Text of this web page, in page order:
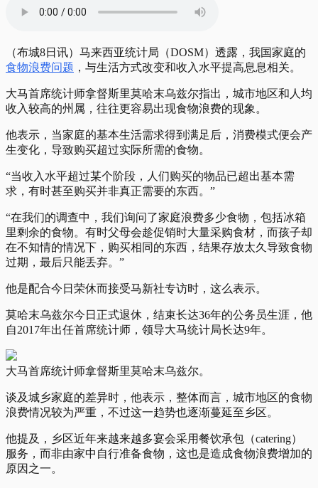
（布城8日讯）马来西亚统计局（DOSM）透露，我国家庭的
食物浪费问题 ，与生活方式改变和收入水平提高息息相关。
大马首席统计师拿督斯里莫哈末乌兹尔指出，城市地区和人均
收入较高的州属，往往更容易出现食物浪费的现象。
他表示，当家庭的基本生活需求得到满足后，消费模式便会产
生变化，导致购买超过实际所需的食物。
“当收入水平超过某个阶段，人们购买的物品已超出基本需
求，有时甚至购买并非真正需要的东西。”
“在我们的调查中，我们询问了家庭浪费多少食物，包括冰箱
里剩余的食物。有时父母会趁促销时大量采购食材，而孩子却
在不知情的情况下，购买相同的东西，结果存放太久导致食物
过期，最后只能丢弃。”
他是配合今日荣休而接受马新社专访时，这么表示。
莫哈末乌兹尔今日正式退休，结束长达36年的公务员生涯，他
自2017年出任首席统计师，领导大马统计局长达9年。
大马首席统计师拿督斯里莫哈末乌兹尔。
谈及城乡家庭的差异时，他表示，整体而言，城市地区的食物
浪费情况较为严重，不过这一趋势也逐渐蔓延至乡区。
他提及，乡区近年来越来越多宴会采用餐饮承包（catering）
服务，而非由家中自行准备食物，这也是造成食物浪费增加的
原因之一。